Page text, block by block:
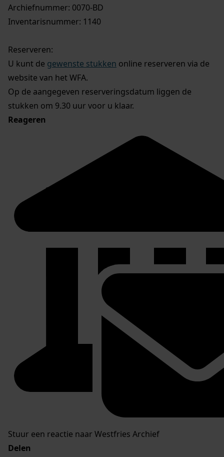
Archiefnummer: 0070-BD
Inventarisnummer: 1140
Reserveren:
U kunt de gewenste stukken online reserveren via de
website van het WFA.
Op de aangegeven reserveringsdatum liggen de
stukken om 9.30 uur voor u klaar.
Reageren
Stuur een reactie naar Westfries Archief
Delen